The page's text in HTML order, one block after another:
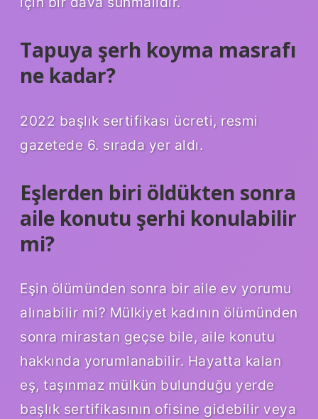
Tapuya şerh koyma masrafı
ne kadar?
2022 başlık sertifikası ücreti, resmi
gazetede 6. sırada yer aldı.
Eşlerden biri öldükten sonra
aile konutu şerhi konulabilir
mi?
Eşin ölümünden sonra bir aile ev yorumu
alınabilir mi? Mülkiyet kadının ölümünden
sonra mirastan geçse bile, aile konutu
hakkında yorumlanabilir. Hayatta kalan
eş, taşınmaz mülkün bulunduğu yerde
başlık sertifikasının ofisine gidebilir veya